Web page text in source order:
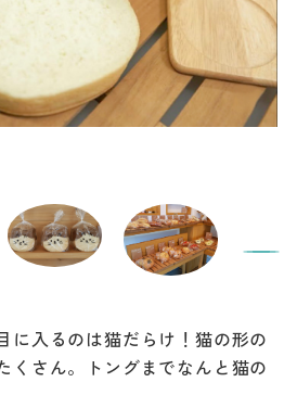
に入るのは猫だらけ！猫の形の
くさん。トングまでなんと猫の